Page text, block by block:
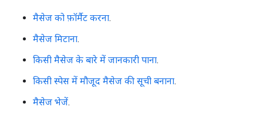
मैसेज को फ़ॉर्मैट करना.
मैसेज मिटाना.
किसी मैसेज के बारे में जानकारी पाना.
किसी स्पेस में मौजूद मैसेज की सूची बनाना.
मैसेज भेजें.